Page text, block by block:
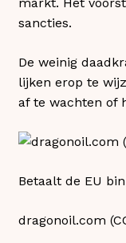
sancties.
De weinig
lijken erop te
af te wachten of
Betaalt de EU
dragonoil.com